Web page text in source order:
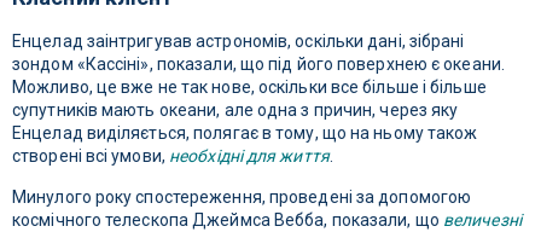
Енцелад заінтригував астрономів, оскільки дані, зібрані
зондом «Кассіні», показали, що під його поверхнею є океани.
Можливо, це вже не так нове, оскільки все більше і більше
супутників мають океани, але одна з причин, через яку
Енцелад виділяється, полягає в тому, що на ньому також
створені всі умови, необхідні для життя.
Минулого року спостереження, проведені за допомогою
космічного телескопа Джеймса Вебба, показали, що величезні